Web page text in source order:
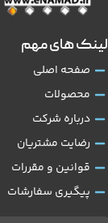
لینک های مهم
صفحه اصلی
محصولات
درباره شرکت
رضایت مشتریان
قوانین و مقررات
پیگیری سفارشات